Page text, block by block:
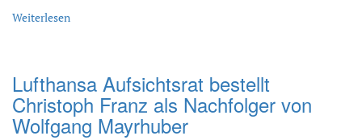
Weiterlesen
Lufthansa Aufsichtsrat bestellt
Christoph Franz als Nachfolger von
Wolfgang Mayrhuber